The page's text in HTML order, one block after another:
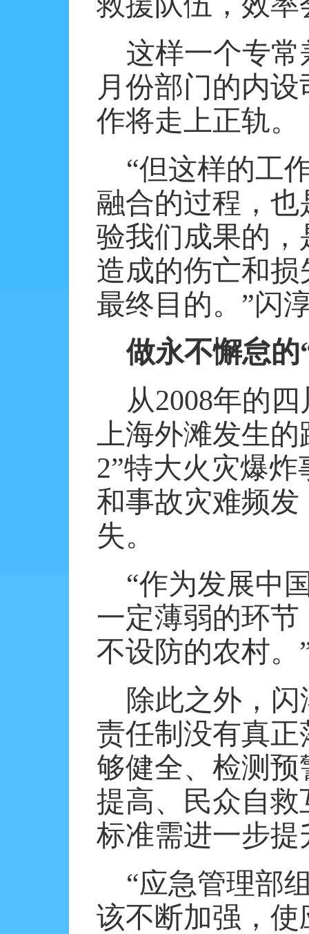
这样一个专常
月份部门的内
作将走上正轨。
“但这样的工
融合的过程，
验我们成果的
造成的伤亡和
最终目的。”闪
做永不懈怠的
从2008年的
上海外滩发生
2”特大火灾爆
和事故灾难频
失。
“作为发展中
一定薄弱的环
不设防的农村。
除此之外，
责任制没有真
够健全、检测
提高、民众自
标准需进一步
“应急管理部
该不断加强，